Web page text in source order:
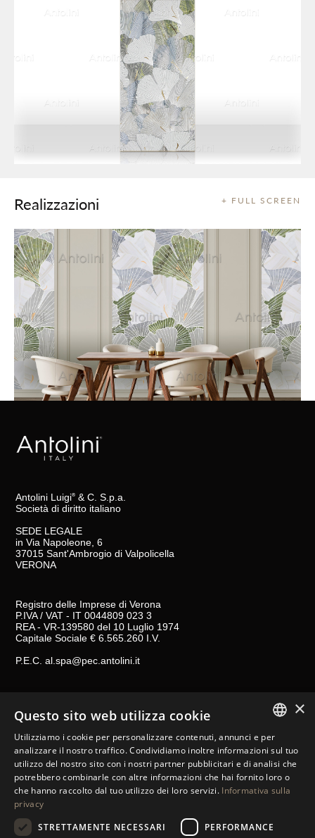
+ FULL SCREEN
Realizzazioni
Antolini Luigi® & C. S.p.a.
Società di diritto italiano
SEDE LEGALE
in Via Napoleone, 6
37015 Sant'Ambrogio di Valpolicella
VERONA
Registro delle Imprese di Verona
P.IVA / VAT - IT 0044809 023 3
REA - VR-139580 del 10 Luglio 1974
Capitale Sociale € 6.565.260 I.V.
P.E.C.al.spa@pec.antolini.it
NOTE LEGALI
COOKIES
MODELLO 231
STORE LOCATOR
CONTATTI
FOLLOW US
ITALIAN
ENGLISH
SPANISH
×
Questo sito web utilizza cookie
Utilizziamo i cookie per personalizzare contenuti, annunci e per
analizzare il nostro traffico. Condividiamo inoltre informazioni sul tuo
utilizzo del nostro sito con i nostri partner pubblicitari e di analisi che
potrebbero combinarle con altre informazioni che hai fornito loro o
che hanno raccolto dal tuo utilizzo dei loro servizi. Informativa sulla
privacy
STRETTAMENTE NECESSARI
PERFORMANCE